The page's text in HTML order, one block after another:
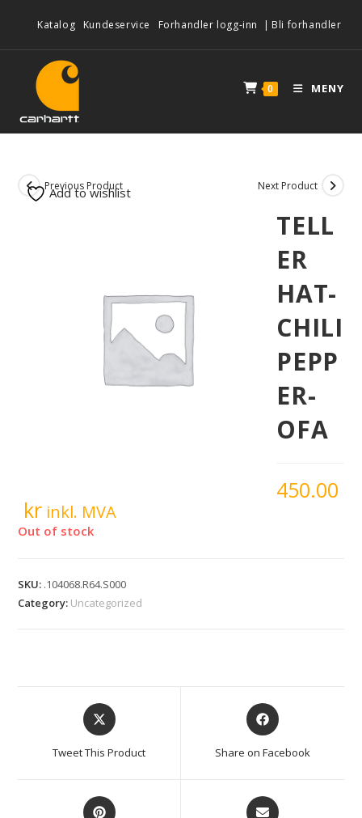
Katalog Kundeservice Forhandler logg-inn | Bli forhandler
0 MENY
Previous Product Next Product
TELL
ER
HAT-
CHILI
PEPP
ER-
OFA
450.00
kr inkl. MVA
Out of stock
SKU: .104068.R64.S000
Category: Uncategorized
Add to wishlist
Tweet This Product Share on Facebook